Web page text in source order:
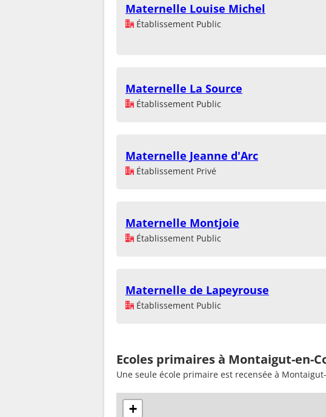
Maternelle Louise Michel
Établissement Public
Maternelle La Source
Établissement Public
Maternelle Jeanne d'Arc
Établissement Privé
Maternelle Montjoie
Établissement Public
Maternelle de Lapeyrouse
Établissement Public
Ecoles primaires à Montaigut-en-
Une seule école primaire est recensée à
+